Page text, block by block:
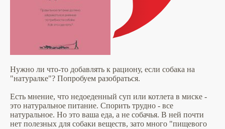
Нужно ли что-то добавлять к рациону, если собака на
"натуралке"? Попробуем разобраться.
Есть мнение, что недоеденный суп или котлета в миске -
это натуральное питание. Спорить трудно - все
натуральное. Но это ваша еда, а не собачья. В ней почти
нет полезных для собаки веществ, зато много "пищевого